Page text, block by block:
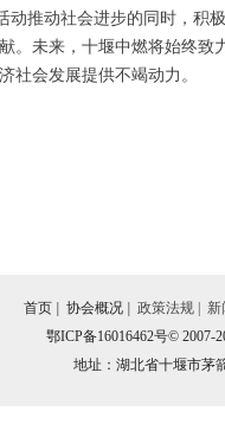
推动社会进步的同时，积
。未来，十堰中燃将始终
社会发展提供不竭动力。
首页 协会概况 政策法规|
新
鄂ICP备16016462号© 2007-
地址：湖北省十堰市茅